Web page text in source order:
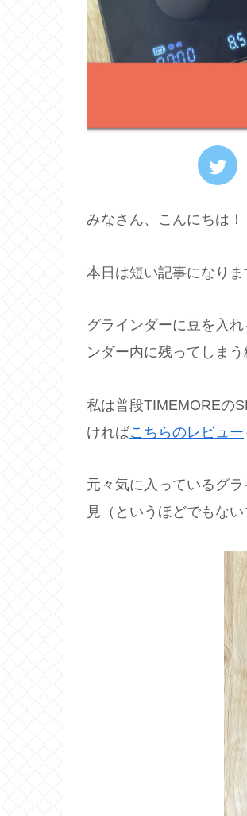
みなさん、こんにちは！
本日は短い記事になりま
グラインダーに豆を入
ンダー内に残ってしま
私は普段TIMEMOREの
ければこちらのレビュー
元々気に入っているグ
見（というほどでもな